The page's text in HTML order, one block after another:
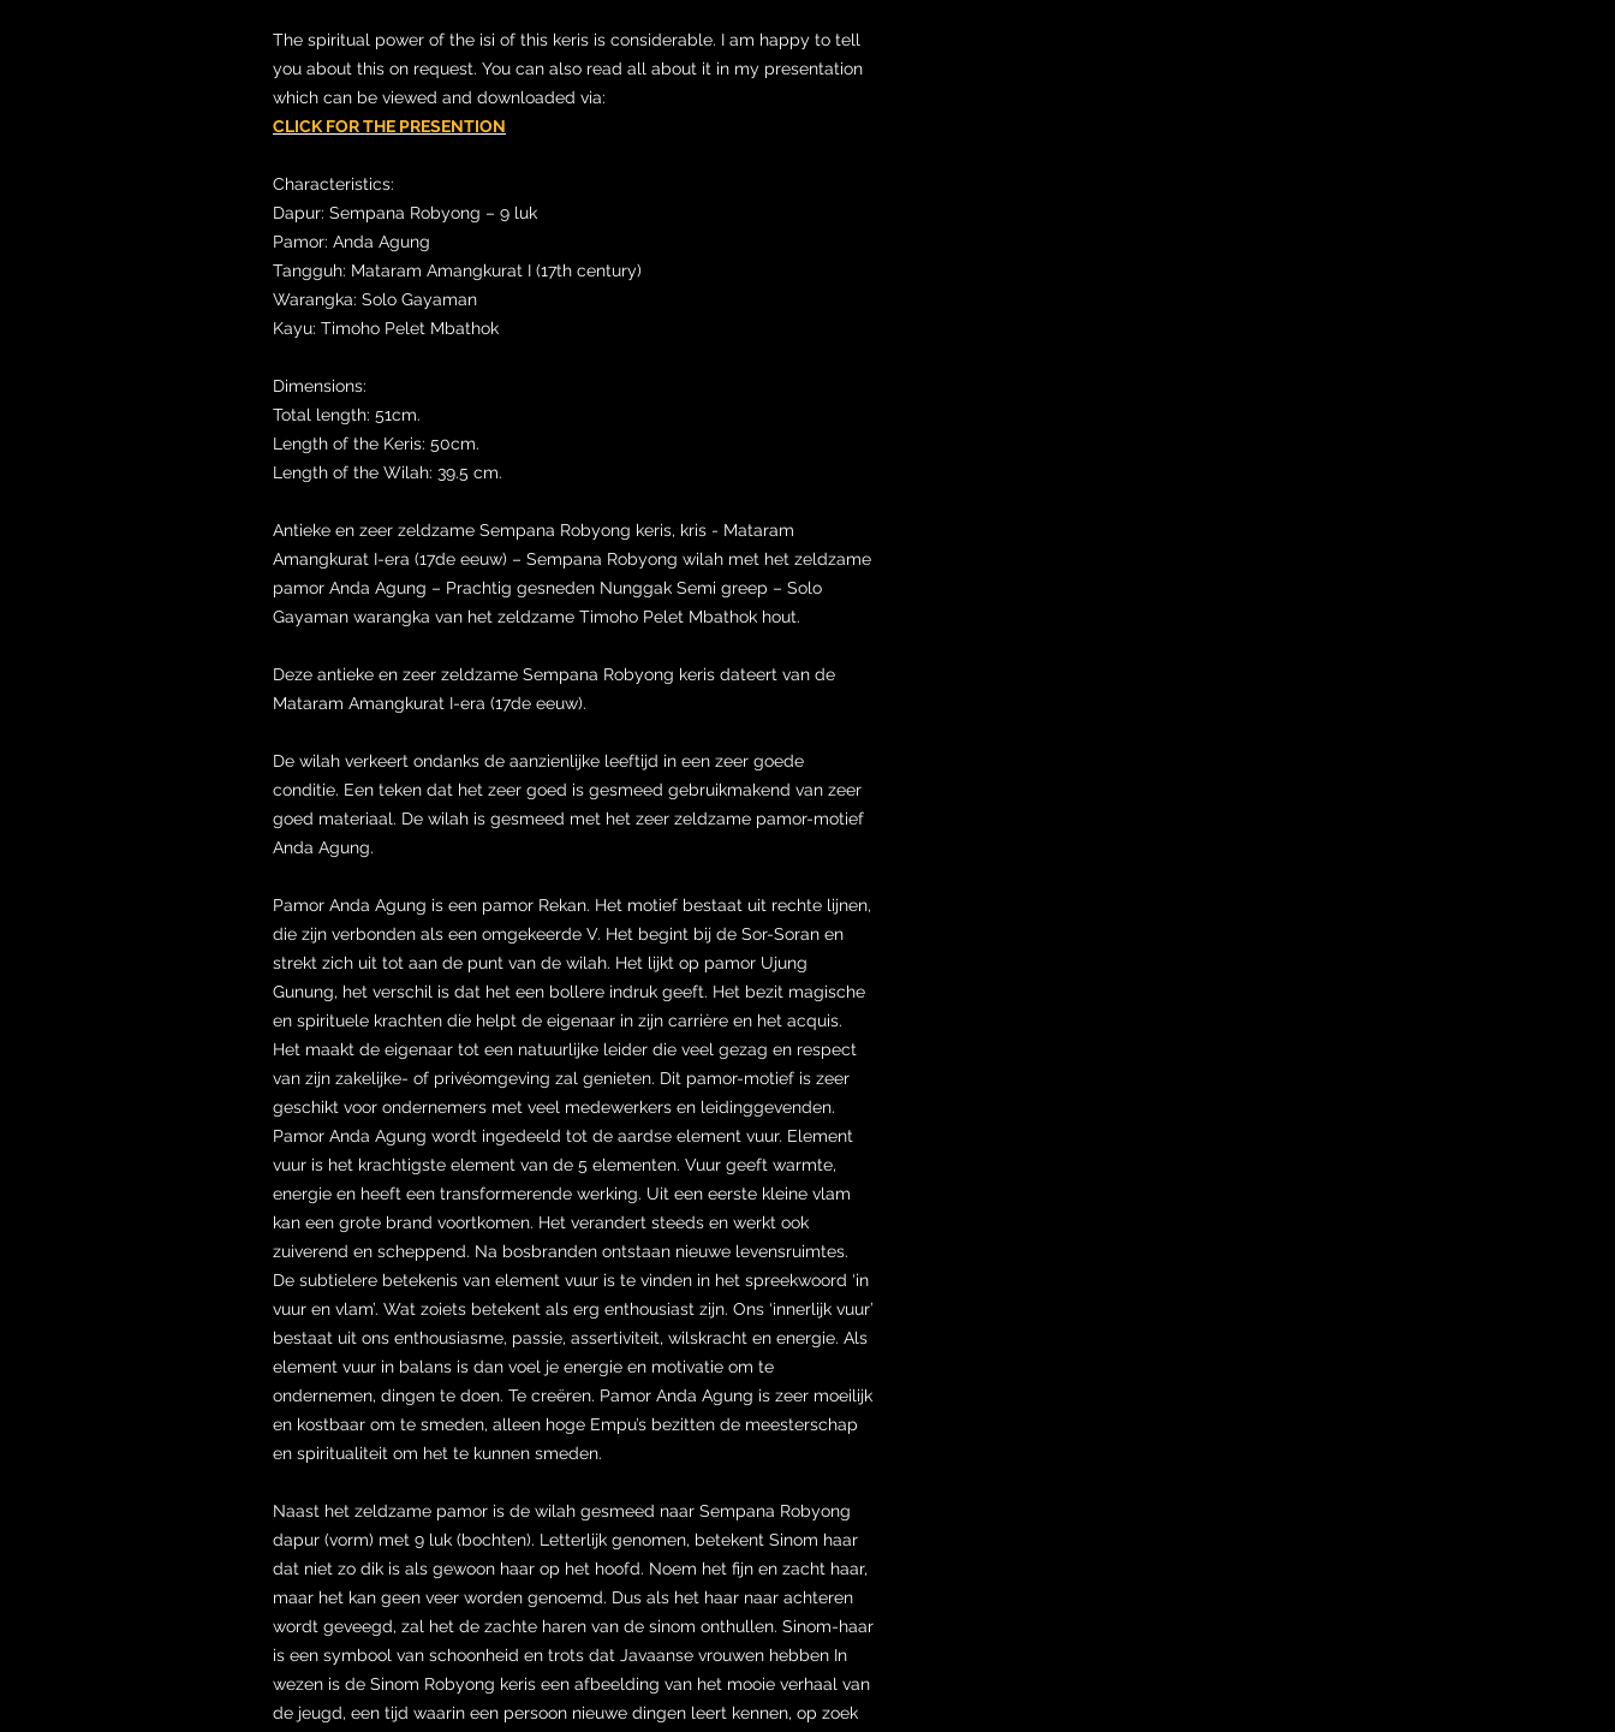
The spiritual power of the isi of this keris is considerable. I am happy to tell
you about this on request. You can also read all about it in my presentation
which can be viewed and downloaded via:
CLICK FOR THE PRESENTION
Characteristics:
Dapur: Sempana Robyong – 9 luk
Pamor: Anda Agung
Tangguh: Mataram Amangkurat I (17th century)
Warangka: Solo Gayaman
Kayu: Timoho Pelet Mbathok
Dimensions:
Total length: 51cm.
Length of the Keris: 50cm.
Length of the Wilah: 39.5 cm.
Antieke en zeer zeldzame Sempana Robyong keris, kris - Mataram
Amangkurat I-era (17de eeuw) – Sempana Robyong wilah met het zeldzame
pamor Anda Agung – Prachtig gesneden Nunggak Semi greep – Solo
Gayaman warangka van het zeldzame Timoho Pelet Mbathok hout.
Deze antieke en zeer zeldzame Sempana Robyong keris dateert van de
Mataram Amangkurat I-era (17de eeuw).
De wilah verkeert ondanks de aanzienlijke leeftijd in een zeer goede
conditie. Een teken dat het zeer goed is gesmeed gebruikmakend van zeer
goed materiaal. De wilah is gesmeed met het zeer zeldzame pamor-motief
Anda Agung.
Pamor Anda Agung is een pamor Rekan. Het motief bestaat uit rechte lijnen,
die zijn verbonden als een omgekeerde V. Het begint bij de Sor-Soran en
strekt zich uit tot aan de punt van de wilah. Het lijkt op pamor Ujung
Gunung, het verschil is dat het een bollere indruk geeft. Het bezit magische
en spirituele krachten die helpt de eigenaar in zijn carrière en het acquis.
Het maakt de eigenaar tot een natuurlijke leider die veel gezag en respect
van zijn zakelijke- of privéomgeving zal genieten. Dit pamor-motief is zeer
geschikt voor ondernemers met veel medewerkers en leidinggevenden.
Pamor Anda Agung wordt ingedeeld tot de aardse element vuur. Element
vuur is het krachtigste element van de 5 elementen. Vuur geeft warmte,
energie en heeft een transformerende werking. Uit een eerste kleine vlam
kan een grote brand voortkomen. Het verandert steeds en werkt ook
zuiverend en scheppend. Na bosbranden ontstaan nieuwe levensruimtes.
De subtielere betekenis van element vuur is te vinden in het spreekwoord ‘in
vuur en vlam’. Wat zoiets betekent als erg enthousiast zijn. Ons ‘innerlijk vuur’
bestaat uit ons enthousiasme, passie, assertiviteit, wilskracht en energie. Als
element vuur in balans is dan voel je energie en motivatie om te
ondernemen, dingen te doen. Te creëren. Pamor Anda Agung is zeer moeilijk
en kostbaar om te smeden, alleen hoge Empu’s bezitten de meesterschap
en spiritualiteit om het te kunnen smeden.
Naast het zeldzame pamor is de wilah gesmeed naar Sempana Robyong
dapur (vorm) met 9 luk (bochten). Letterlijk genomen, betekent Sinom haar
dat niet zo dik is als gewoon haar op het hoofd. Noem het fijn en zacht haar,
maar het kan geen veer worden genoemd. Dus als het haar naar achteren
wordt geveegd, zal het de zachte haren van de sinom onthullen. Sinom-haar
is een symbool van schoonheid en trots dat Javaanse vrouwen hebben In
wezen is de Sinom Robyong keris een afbeelding van het mooie verhaal van
de jeugd, een tijd waarin een persoon nieuwe dingen leert kennen, op zoek